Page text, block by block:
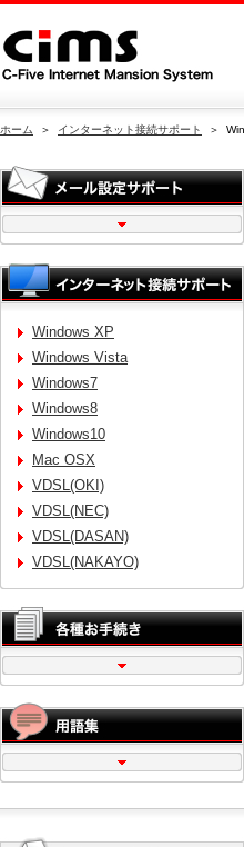
ホーム ＞ インターネット接続サポート ＞
Windows XP
Windows Vista
Windows7
Windows8
Windows10
Mac OSX
VDSL(OKI)
VDSL(NEC)
VDSL(DASAN)
VDSL(NAKAYO)